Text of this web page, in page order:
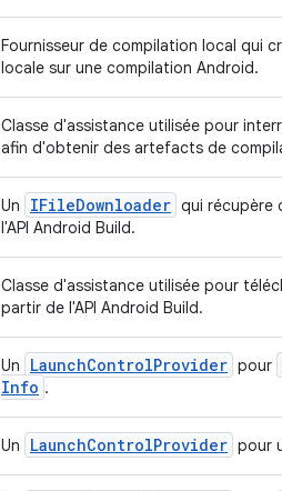
Fournisseur de compilation local qui
locale sur une compilation Android.
Classe d'assistance utilisée pour
afin d'obtenir des artefacts de
Un IFileDownloader qui récupère
l'API Android Build.
Classe d'assistance utilisée pour
partir de l'API Android Build.
Un LaunchControlProvider pour
Info .
Un LaunchControlProvider pour